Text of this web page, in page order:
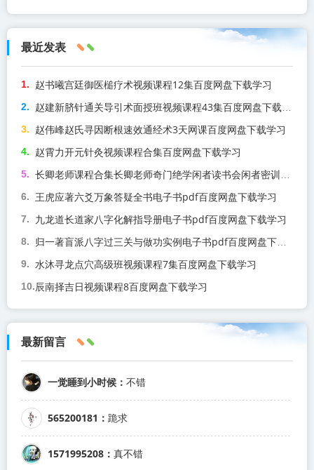
最近发表
赵书曦宫廷御医槌疗术视频课程12集百度网盘下载学习
赵建新脐针通关导引术面授班视频课程43集百度网盘下载学习
赵伟峰赵氏寻因断根速效通经术3天网课百度网盘下载学习
赵霄力开元针灸视频课程合集百度网盘下载学习
长卿老师课程合集长卿老师奇门绝学闲者读书会闲者密训视频课程百度网盘下载学习
王虎应著六爻万象答疑全书电子书pdf百度网盘下载学习
九龙道长道家八字化解指导册电子书pdf百度网盘下载学习
归一著盲派八字过三关与做功实例电子书pdf百度网盘下载学习
水沐寻龙点穴高级班视频课程7集百度网盘下载学习
辰南择吉日视频课程8百度网盘下载学习
最新留言
一觉睡到小时候： 不错
565200181： 跪求
1571995208： 真不错